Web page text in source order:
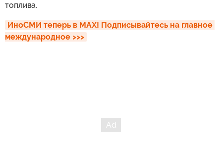
топлива.
ИноСМИ теперь в MAX! Подписывайтесь на главное
международное >>>